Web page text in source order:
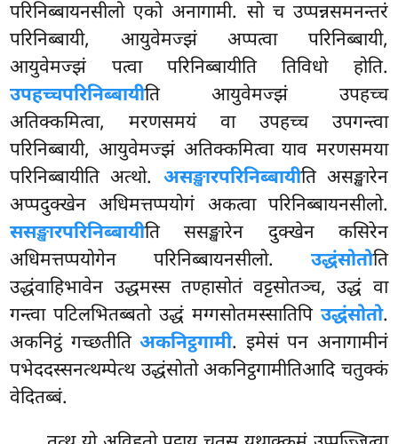
परिनिब्बायनसीलो एको अनागामी. सो च उप्पन्नसमनन्तरं
परिनिब्बायी, आयुवेमज्झं अप्पत्वा परिनिब्बायी,
आयुवेमज्झं पत्वा परिनिब्बायीति तिविधो होति.
उपहच्चपरिनिब्बायीति आयुवेमज्झं उपहच्च
अतिक्कमित्वा, मरणसमयं वा उपहच्च उपगन्त्वा
परिनिब्बायी, आयुवेमज्झं अतिक्कमित्वा याव मरणसमया
परिनिब्बायीति अत्थो. असङ्खारपरिनिब्बायीति असङ्खारेन
अप्पदुक्खेन अधिमत्तप्पयोगं अकत्वा परिनिब्बायनसीलो.
ससङ्खारपरिनिब्बायीति ससङ्खारेन दुक्खेन कसिरेन
अधिमत्तप्पयोगेन परिनिब्बायनसीलो. उद्धंसोतोति
उद्धंवाहिभावेन उद्धमस्स तण्हासोतं वट्टसोतञ्च, उद्धं वा
गन्त्वा पटिलभितब्बतो उद्धं मग्गसोतमस्सातिपि उद्धंसोतो.
अकनिट्ठं गच्छतीतिअकनिट्ठगामी. इमेसं पन अनागामीनं
पभेददस्सनत्थम्पेत्थ उद्धंसोतो अकनिट्ठगामीतिआदि चतुक्कं
वेदितब्बं.